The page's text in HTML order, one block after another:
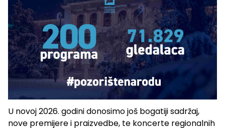
U novoj 2026. godini donosimo još bogatiji sadržaj,
nove premijere i praizvedbe, te koncerte regionalnih